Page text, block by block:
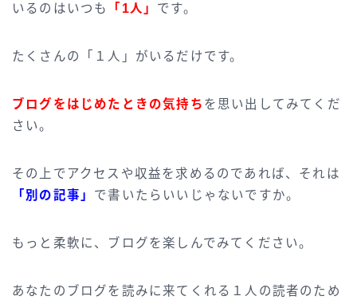
いるのはいつも 「1人」 です。
たくさんの「１人」がいるだけです。
ブログをはじめたときの気持ち を思い出してみてくだ
さい。
その上でアクセスや収益を求めるのであれば、それは
「別の記事」 で書いたらいいじゃないですか。
もっと柔軟に、ブログを楽しんでみてください。
あなたのブログを読みに来てくれる１人の読者のため